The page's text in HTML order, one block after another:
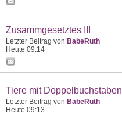
Zusammgesetztes III
Letzter Beitrag von BabeRuth
Heute 09:14
Tiere mit Doppelbuchstaben
Letzter Beitrag von BabeRuth
Heute 09:13